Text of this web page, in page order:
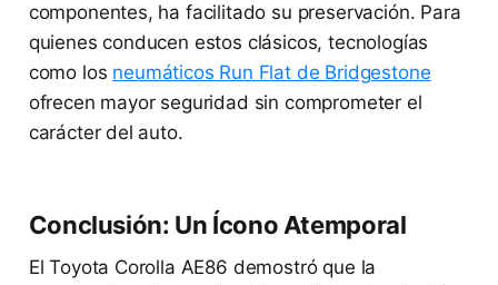
componentes, ha facilitado su preservación. Para
quienes conducen estos clásicos, tecnologías
como los neumáticos Run Flat de Bridgestone
ofrecen mayor seguridad sin comprometer el
carácter del auto.
Conclusión: Un Ícono Atemporal
El Toyota Corolla AE86 demostró que la